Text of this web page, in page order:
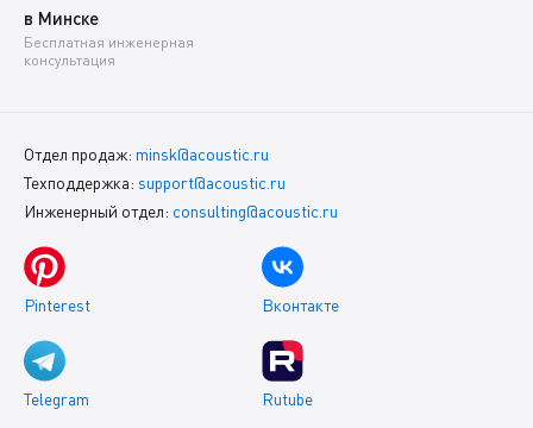
в Минске
Бесплатная инженерная
консультация
Отдел продаж: minsk@acoustic.ru
Техподдержка: support@acoustic.ru
Инженерный отдел: consulting@acoustic.ru
Pinterest Вконтакте
Telegram Rutube